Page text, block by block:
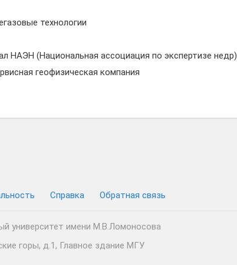
технологии
НАЭН (Национальная ассоциация по экспертизе недр)
геофизическая компания
Cправка Обратная связь
университет имени М.В.Ломоносова
горы, д.1, Главное здание МГУ